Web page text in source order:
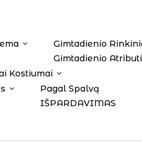
Gimtadienio
Gimtadienio
Kostiumai
Pagal Spalvą
IŠPARDAVIMAS